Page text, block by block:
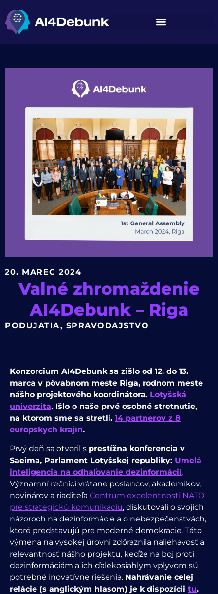
20. MAREC 2024
Valné zhromaždenie
AI4Debunk – Riga
PODUJATIA, SPRAVODAJSTVO
Konzorcium AI4Debunk sa zišlo od 12. do 13.
marca v pôvabnom meste Riga, rodnom meste
nášho projektového koordinátora. Lotyšská
univerzita. Išlo o naše prvé osobné stretnutie,
na ktorom sme sa stretli. 14 partnerov z 8
európskych krajín.
Prvý deň sa otvoril s prestížna konferencia v
Saeima, Parlament Lotyšskej republiky: Umelá
inteligencia na odhaľovanie dezinformácií.
Významní rečníci vrátane poslancov, akademikov,
novinárov a riaditeľa Centrum excelentnosti NATO
pre strategickú komunikáciu, diskutovali o svojich
názoroch na dezinformácie a o nebezpečenstvách,
ktoré predstavujú pre moderné demokracie. Táto
výmena na vysokej úrovni zdôraznila naliehavosť a
relevantnosť nášho projektu, keďže na boj proti
dezinformáciám a ich ďalekosiahlym vplyvom sú
potrebné inovatívne riešenia. Nahrávanie celej
relácie (s anglickým hlasom) je k dispozícii tu.